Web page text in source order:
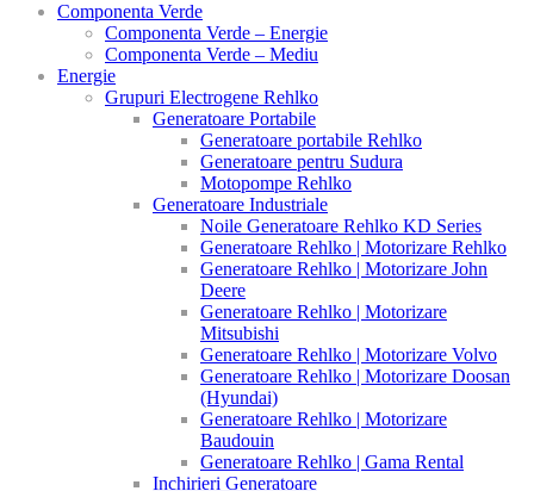
Componenta Verde
Componenta Verde – Energie
Componenta Verde – Mediu
Energie
Grupuri Electrogene Rehlko
Generatoare Portabile
Generatoare portabile Rehlko
Generatoare pentru Sudura
Motopompe Rehlko
Generatoare Industriale
Noile Generatoare Rehlko KD Series
Generatoare Rehlko | Motorizare Rehlko
Generatoare Rehlko | Motorizare John
Deere
Generatoare Rehlko | Motorizare
Mitsubishi
Generatoare Rehlko | Motorizare Volvo
Generatoare Rehlko | Motorizare Doosan
(Hyundai)
Generatoare Rehlko | Motorizare
Baudouin
Generatoare Rehlko | Gama Rental
Inchirieri Generatoare